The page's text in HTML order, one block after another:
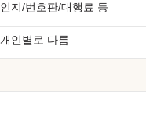
인지/번호판/대행료 등
개인별로 다름